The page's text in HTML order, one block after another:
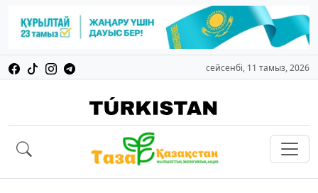
сейсенбі, 11 тамыз, 2026